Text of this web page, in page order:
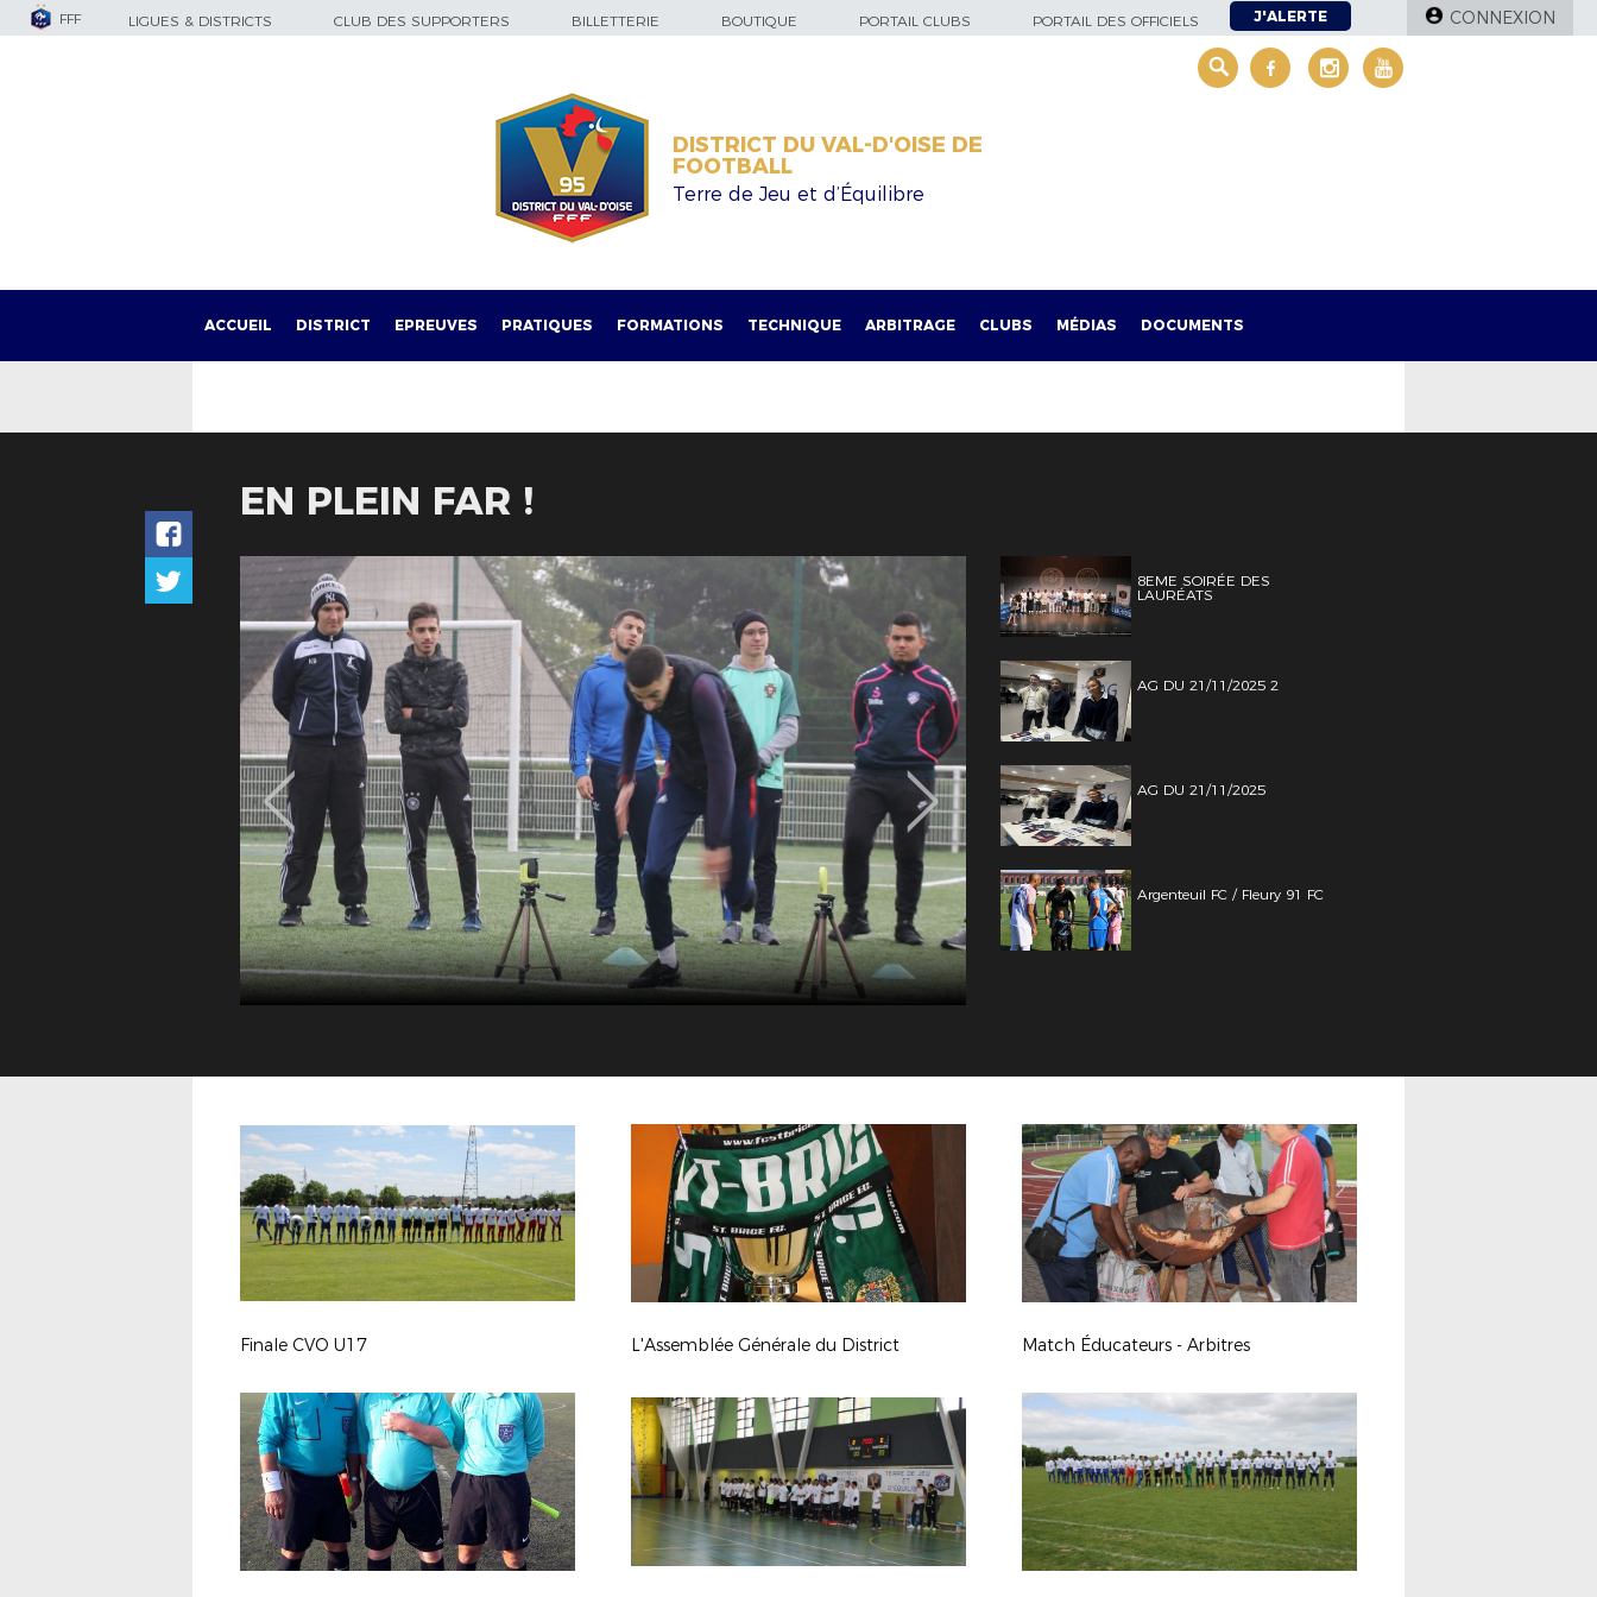
FFF LIGUES & DISTRICTS CLUB DES SUPPORTERS BILLETTERIE BOUTIQUE PORTAIL CLUBS PORTAIL DES OFFICIELS J'ALERTE CONNEXION
DISTRICT DU VAL-D'OISE DE
FOOTBALL
Terre de Jeu et d’Équilibre
ACCUEIL DISTRICT EPREUVES PRATIQUES FORMATIONS TECHNIQUE ARBITRAGE CLUBS MÉDIAS DOCUMENTS
EN PLEIN FAR !
8EME SOIRÉE DES
LAURÉATS
AG DU 21/11/2025 2
AG DU 21/11/2025
Argenteuil FC / Fleury 91 FC
Finale CVO U17 L'Assemblée Générale du District Match Éducateurs - Arbitres